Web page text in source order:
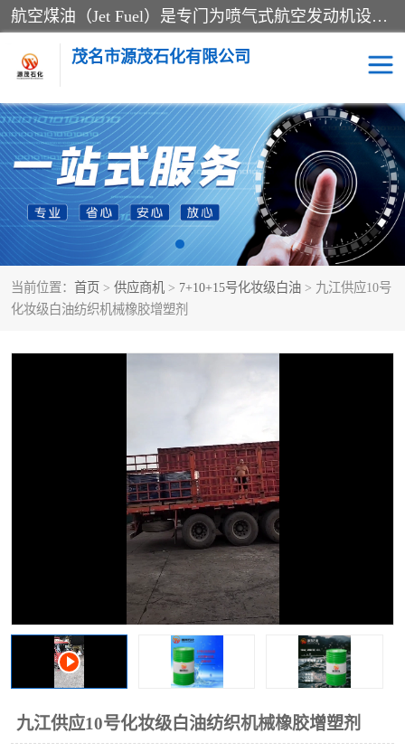
航空煤油（Jet Fuel）是专门为喷气式航空发动机设计的高纯度燃料，主要分为Jet A、Jet A-1和Jet B等类型。其特点是闪点高、低温流动性好，并添加了抗静电剂和抗氧化剂以确保飞行安全。航空煤油需
茂名市源茂石化有限公司
当前位置： 首页 > 供应商机 > 7+10+15号化妆级白油 > 九江供应10号
化妆级白油纺织机械橡胶增塑剂
九江供应10号化妆级白油纺织机械橡胶增塑剂
RP3航空煤油 D20+D30溶剂油
D40+D60溶剂油 D80+D100溶剂油
6号+120号溶剂油 260号溶剂油
异构烷烃 天然乳胶